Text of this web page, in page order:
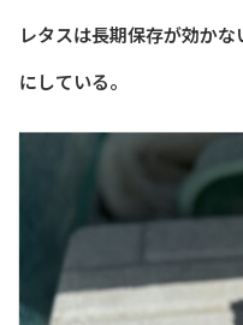
レタスは長期保存が効か
にしている。